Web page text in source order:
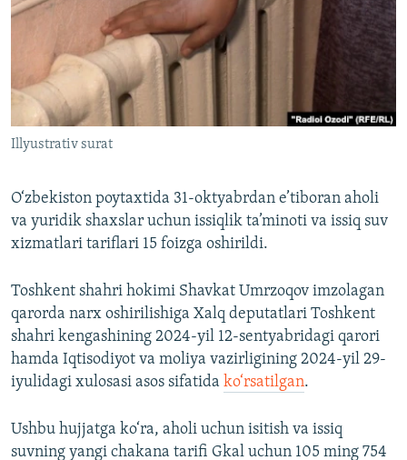
Озодлик бошқа тилларда
Illyustrativ surat
O‘zbekiston poytaxtida 31-oktyabrdan e’tiboran aholi
va yuridik shaxslar uchun issiqlik ta’minoti va issiq suv
xizmatlari tariflari 15 foizga oshirildi.
Toshkent shahri hokimi Shavkat Umrzoqov imzolagan
qarorda narx oshirilishiga Xalq deputatlari Toshkent
shahri kengashining 2024-yil 12-sentyabridagi qarori
hamda Iqtisodiyot va moliya vazirligining 2024-yil 29-
iyulidagi xulosasi asos sifatida ko‘rsatilgan.
Ushbu hujjatga ko‘ra, aholi uchun isitish va issiq
suvning yangi chakana tarifi Gkal uchun 105 ming 754